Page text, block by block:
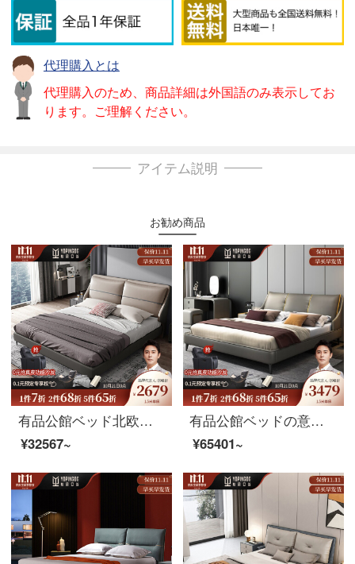
代理購入とは
代理購入のため、商品詳細は外国語のみ表示してお
ります。ご理解ください。
アイテム説明
お勧め商品
有品公館ベッド北欧真皮ベッドの主な寝室の2人の柔らかいカバンのウェディングベッド（頭の層の牛皮）の1.8シングルベッドの支柱ベッドがあります。
¥32567~
有品公館ベッドの意味式の極短頭階の真皮ベッドの主な寝台はダブルベッドで1.8メートルです。現代簡単な結婚ベッドです。北欧の軽奢な軟包床（頭の層の牛皮）シングルベッド+ラテックスマットレス+ベッドの頭台の1.8メートルの高さの箱のタイプです。
¥65401~